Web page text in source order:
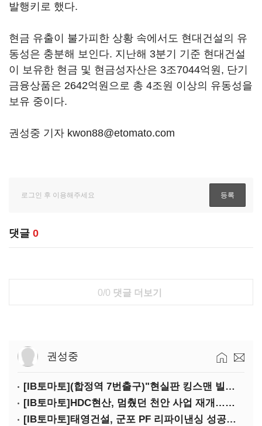
발행키로 했다.
현금 유출이 불가피한 상황 속에서도 현대건설의 유
동성은 충분해 보인다. 지난해 3분기 기준 현대건설
이 보유한 현금 및 현금성자산은 3조7044억원, 단기
금융상품은 2642억원으로 총 4조원 이상의 유동성을
보유 중이다.
권성중 기자 kwon88@etomato.com
댓글 0
0/0 댓글 더보기
권성중
[IB토마토](합정역 7번출구)"현실판 킹스맨 빌런?"…일론 머스크의 양면성
[IB토마토]HDC현산, 멈췄던 천안 사업 재개…우발채무 부담 줄인다
[IB토마토]태영건설, 군포 PF 리파이낸싱 성공…후속사업 '청신호'